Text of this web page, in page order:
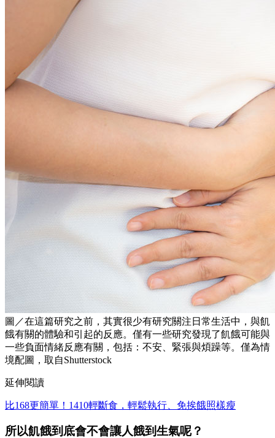
圖／在這篇研究之前，其實很少有研究關注日常生活中，與飢
餓有關的體驗和引起的反應。僅有一些研究發現了飢餓可能與
一些負面情緒反應有關，包括：不安、緊張與煩躁等。僅為情
境配圖，取自Shutterstock
延伸閱讀
比168更簡單！1410輕斷食，輕鬆執行、免挨餓照樣瘦
所以飢餓到底會不會讓人餓到生氣呢？